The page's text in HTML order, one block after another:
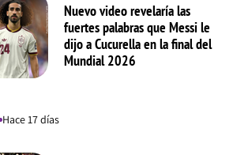
Nuevo video revelaría las
fuertes palabras que Messi le
dijo a Cucurella en la final del
Mundial 2026
Hace 17 días